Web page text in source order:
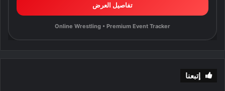
تفاصيل العرض
Online Wrestling • Premium Event Tracker
إتبعنا